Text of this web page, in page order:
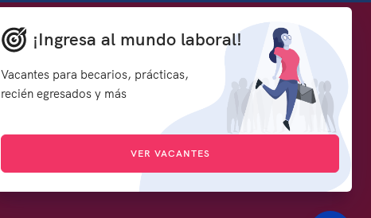
¡Ingresa al mundo laboral!
Vacantes para becarios, prácticas,
recién egresados y más
VER VACANTES
how to embed google map in website
y
Denuncia contra servidores públicos
Síguenos en: